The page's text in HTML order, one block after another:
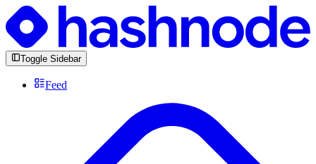
Toggle Sidebar
Feed